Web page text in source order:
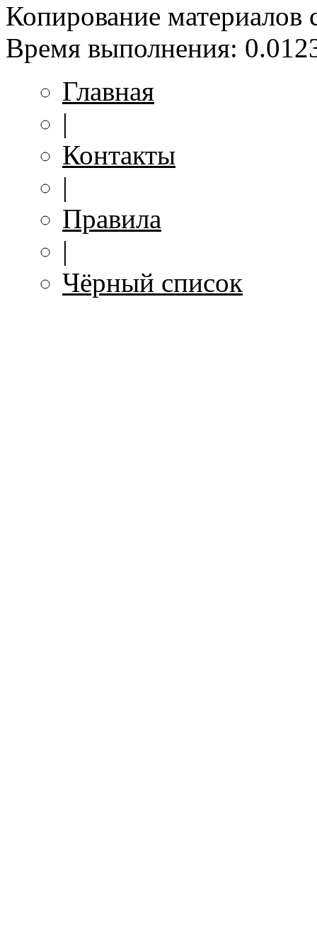
Копирование материалов
Время выполнения:
Главная
|
Контакты
|
Правила
|
Чёрный список